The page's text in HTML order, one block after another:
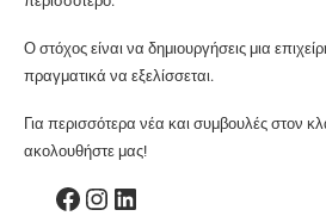
Ο στόχος είναι να δημιουργήσεις μια
πραγματικά να εξελίσσεται.
Για περισσότερα νέα και συμβουλές στον
ακολουθήστε μας!
Facebook
Instagram
Linkedin